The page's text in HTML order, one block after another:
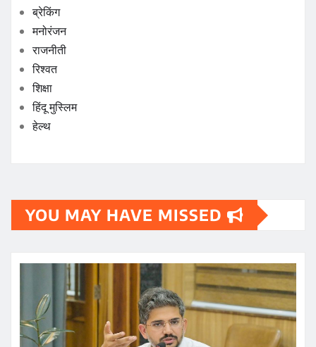
ब्रेकिंग
मनोरंजन
राजनीती
रिश्वत
शिक्षा
हिंदू मुस्लिम
हेल्थ
YOU MAY HAVE MISSED